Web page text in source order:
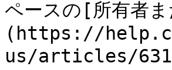
ペースの[所有者
(https://
us/articles/